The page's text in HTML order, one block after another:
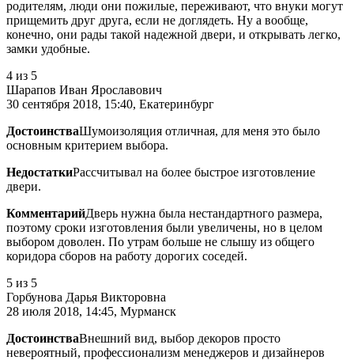
родителям, люди они пожилые, переживают, что внуки могут
прищемить друг друга, если не доглядеть. Ну а вообще,
конечно, они рады такой надежной двери, и открывать легко,
замки удобные.
4 из 5
Шарапов Иван Ярославович
30 сентября 2018, 15:40, Екатеринбург
ДостоинстваШумоизоляция отличная, для меня это было
основным критерием выбора.
НедостаткиРассчитывал на более быстрое изготовление
двери.
КомментарийДверь нужна была нестандартного размера,
поэтому сроки изготовления были увеличены, но в целом
выбором доволен. По утрам больше не слышу из общего
коридора сборов на работу дорогих соседей.
5 из 5
Горбунова Дарья Викторовна
28 июля 2018, 14:45, Мурманск
ДостоинстваВнешний вид, выбор декоров просто
невероятный, профессионализм менеджеров и дизайнеров